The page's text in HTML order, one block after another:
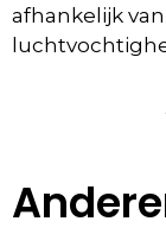
afhankelijk